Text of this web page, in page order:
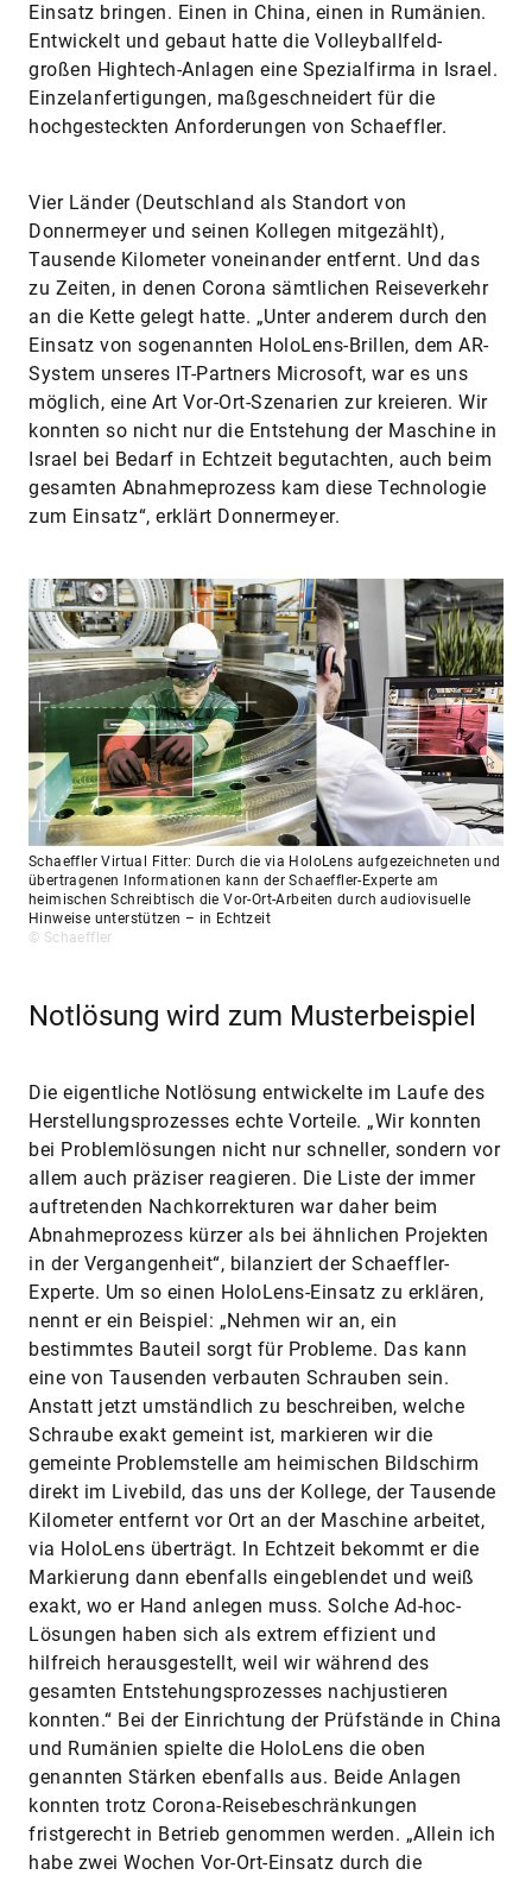
Einsatz bringen. Einen in China, einen in Rumä­nien.
Entwickelt und gebaut hatte die Volleyballfeld-
großen Hightech-Anlagen eine Spezialfirma in Israel.
Einzelanfertigungen, maßgeschneidert für die
hochgesteckten Anforderungen von Schaeffler.
Vier Länder (Deutschland als Standort von
Donnermeyer und seinen Kollegen mitgezählt),
Tausende Kilometer voneinander entfernt. Und das
zu Zeiten, in denen Corona sämtlichen Reiseverkehr
an die Kette gelegt hatte. „Unter anderem durch den
Einsatz von sogenannten HoloLens-Brillen, dem AR-
System unseres IT-Partners Microsoft, war es uns
möglich, eine Art Vor-Ort-Szenarien zur kreieren. Wir
konnten so nicht nur die Entstehung der Maschine in
Israel bei Bedarf in Echtzeit begutachten, auch beim
gesamten Abnahmeprozess kam diese Technologie
zum Einsatz“, erklärt Donnermeyer.
Schaeffler Virtual Fitter: Durch die via HoloLens aufgezeichneten und
übertragenen Informationen kann der Schaeffler-Experte am
heimischen Schreibtisch die Vor-Ort-Arbeiten durch audiovisuelle
Hinweise unterstützen – in Echtzeit
© Schaeffler
Notlösung wird zum Musterbeispiel
Die eigentliche Notlösung entwickelte im Laufe des
Herstellungsprozesses echte Vorteile. „Wir konnten
bei Problemlösungen nicht nur schneller, sondern vor
allem auch präziser reagieren. Die Liste der immer
auftretenden Nachkorrekturen war daher beim
Abnahmeprozess kürzer als bei ähnlichen Projekten
in der Vergangenheit“, bilanziert der Schaeffler-
Experte. Um so einen HoloLens-Einsatz zu erklären,
nennt er ein Beispiel: „Nehmen wir an, ein
bestimmtes Bauteil sorgt für Probleme. Das kann
eine von Tausenden verbauten Schrauben sein.
Anstatt jetzt umständlich zu beschreiben, welche
Schraube exakt gemeint ist, markieren wir die
gemeinte Problemstelle am heimischen Bildschirm
direkt im Livebild, das uns der Kollege, der Tausende
Kilometer entfernt vor Ort an der Maschine arbeitet,
via HoloLens überträgt. In Echtzeit bekommt er die
Markierung dann ebenfalls eingeblendet und weiß
exakt, wo er Hand anlegen muss. Solche Ad-hoc-
Lösungen haben sich als extrem effi­zient und
hilfreich herausgestellt, weil wir während des
gesamten Entstehungsprozesses nachjustieren
konnten.“ Bei der Einrichtung der Prüfstände in China
und Rumänien spielte die HoloLens die oben
genannten Stärken ebenfalls aus. Beide Anlagen
konnten trotz Corona-Reisebeschränkungen
fristgerecht in Betrieb genommen werden. „Allein ich
habe zwei Wochen Vor-Ort-Einsatz durch die